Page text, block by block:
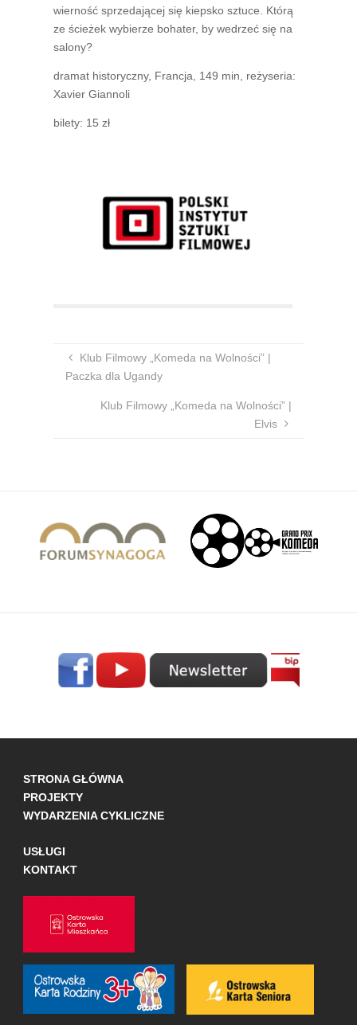
wierność sprzedającej się kiepsko sztuce. Którą
ze ścieżek wybierze bohater, by wedrzeć się na
salony?
dramat historyczny, Francja, 149 min, reżyseria:
Xavier Giannoli
bilety: 15 zł
Klub Filmowy „Komeda na Wolności” |
Paczka dla Ugandy
Klub Filmowy „Komeda na Wolności” |
Elvis
STRONA GŁÓWNA
PROJEKTY
WYDARZENIA CYKLICZNE
USŁUGI
KONTAKT